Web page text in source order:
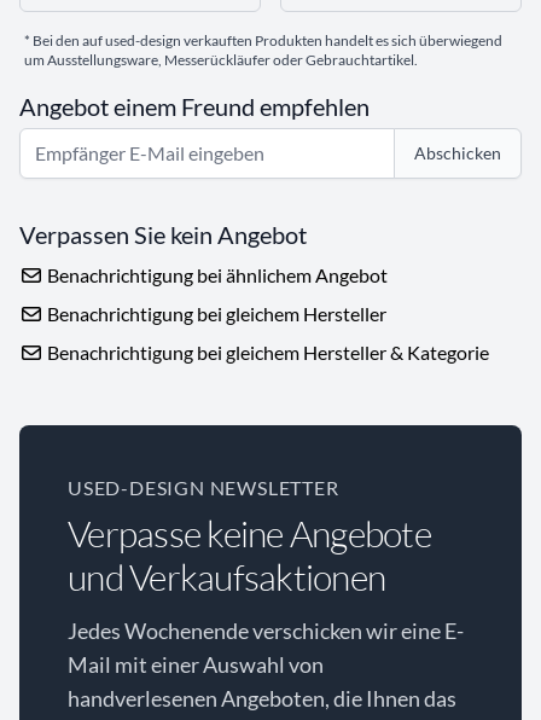
* Bei den auf used-design verkauften Produkten handelt es sich überwiegend
um Ausstellungsware, Messerückläufer oder Gebrauchtartikel.
Angebot einem Freund empfehlen
Abschicken
Verpassen Sie kein Angebot
Benachrichtigung bei ähnlichem Angebot
Benachrichtigung bei gleichem Hersteller
Benachrichtigung bei gleichem Hersteller & Kategorie
USED-DESIGN NEWSLETTER
Verpasse keine Angebote
und Verkaufsaktionen
Jedes Wochenende verschicken wir eine E-
Mail mit einer Auswahl von
handverlesenen Angeboten, die Ihnen das